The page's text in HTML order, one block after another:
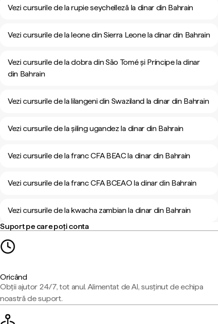
Vezi cursurile de la rupie seychelleză la dinar din Bahrain
Vezi cursurile de la leone din Sierra Leone la dinar din Bahrain
Vezi cursurile de la dobra din São Tomé și Príncipe la dinar
din Bahrain
Vezi cursurile de la lilangeni din Swaziland la dinar din Bahrain
Vezi cursurile de la șiling ugandez la dinar din Bahrain
Vezi cursurile de la franc CFA BEAC la dinar din Bahrain
Vezi cursurile de la franc CFA BCEAO la dinar din Bahrain
Vezi cursurile de la kwacha zambian la dinar din Bahrain
Suport pe care poți conta
Oricând
Obții ajutor 24/7, tot anul. Alimentat de AI, susținut de echipa
noastră de suport.